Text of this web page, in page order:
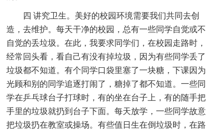
四 讲究卫生。美好的校园环境需要我们共同去创
造，去维护。每天干净的校园，总有一些同学自觉或不
自觉的丢垃圾。在此，我要求同学们，在校园走路时，
经常回头看，看自己有没有掉垃圾，因为有些同学丢了
垃圾都不知道。有个同学口袋里塞了一块糖，下课因为
光顾和别的同学追逐打闹了，糖掉了都不知道。一些同
学在乒乓球台子打球时，有的坐在台子上，有的随手把
手里的垃圾就扔到台子下面。每天放学，一些同学故意
把垃圾扔在教室或操场。有些值日生在倒垃圾时，在路